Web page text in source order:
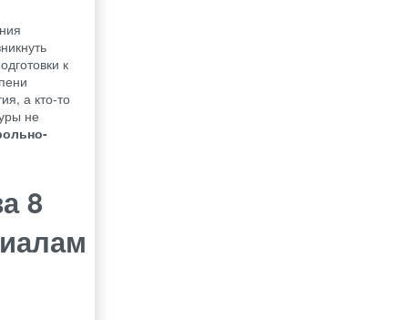
к
а кто-то
не
8